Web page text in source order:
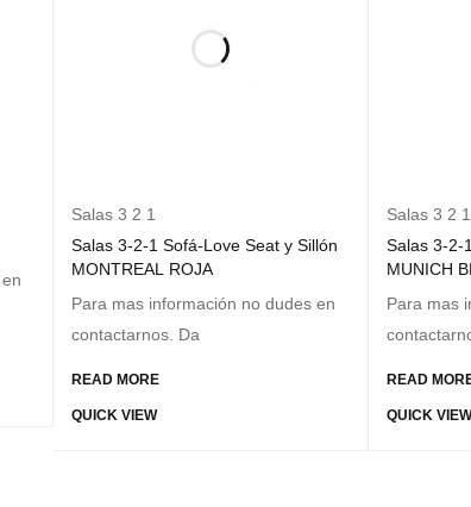
Salas 3 2 1
Salas 3-2-1 Sofá-Love Seat y Sillón
MONTREAL ROJA
Para mas información no dudes en
contactarnos. Da
READ MORE
QUICK VIEW
Salas 3 2 1
Salas 3-2-
MUNICH
Para mas
READ
QUICK VIEW